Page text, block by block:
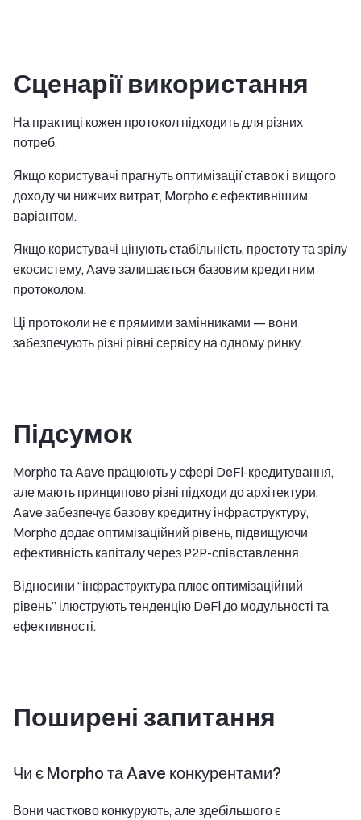
Сценарії використання
На практиці кожен протокол підходить для різних
потреб.
Якщо користувачі прагнуть оптимізації ставок і вищого
доходу чи нижчих витрат, Morpho є ефективнішим
варіантом.
Якщо користувачі цінують стабільність, простоту та зрілу
екосистему, Aave залишається базовим кредитним
протоколом.
Ці протоколи не є прямими замінниками — вони
забезпечують різні рівні сервісу на одному ринку.
Підсумок
Morpho та Aave працюють у сфері DeFi-кредитування,
але мають принципово різні підходи до архітектури.
Aave забезпечує базову кредитну інфраструктуру,
Morpho додає оптимізаційний рівень, підвищуючи
ефективність капіталу через P2P-співставлення.
Відносини “інфраструктура плюс оптимізаційний
рівень” ілюструють тенденцію DeFi до модульності та
ефективності.
Поширені запитання
Чи є Morpho та Aave конкурентами?
Вони частково конкурують, але здебільшого є